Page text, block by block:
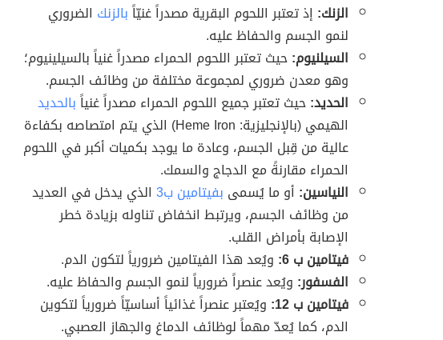
الزنك: إذ تعتبر اللحوم البقرية مصدراً غنيّاًبالزنك الضروري
لنمو الجسم والحفاظ عليه.
السيلنيوم:حيث تعتبر اللحوم الحمراء مصدراً غنياً بالسيلينيوم؛
وهو معدن ضروري لمجموعة مختلفة من وظائف الجسم.
الحديد:حيث تعتبر جميع اللحوم الحمراء مصدراً غنياًبالحديد
الهيمي (بالإنجليزية: Heme Iron) الذي يتم امتصاصه بكفاءة
عالية من قِبل الجسم، وعادة ما يوجد بكميات أكبر في اللحوم
الحمراء مقارنةً مع الدجاج والسمك.
النياسين: أو ما يُسمى بفيتامين ب3 الذي يدخل في العديد
من وظائف الجسم، ويرتبط انخفاض تناوله بزيادة خطر
الإصابة بأمراض القلب.
فيتامين ب 6:
ويُعد هذا الفيتامين ضرورياً لتكون الدم.
الفسفور: ويُعد عنصراً ضرورياً لنمو الجسم والحفاظ عليه.
فيتامين ب 12:
ويُعتبر عنصراً غذائياً أساسيّاً ضرورياً لتكوين
الدم، كما يُعدّ مهماً لوظائف الدماغ والجهاز العصبي.